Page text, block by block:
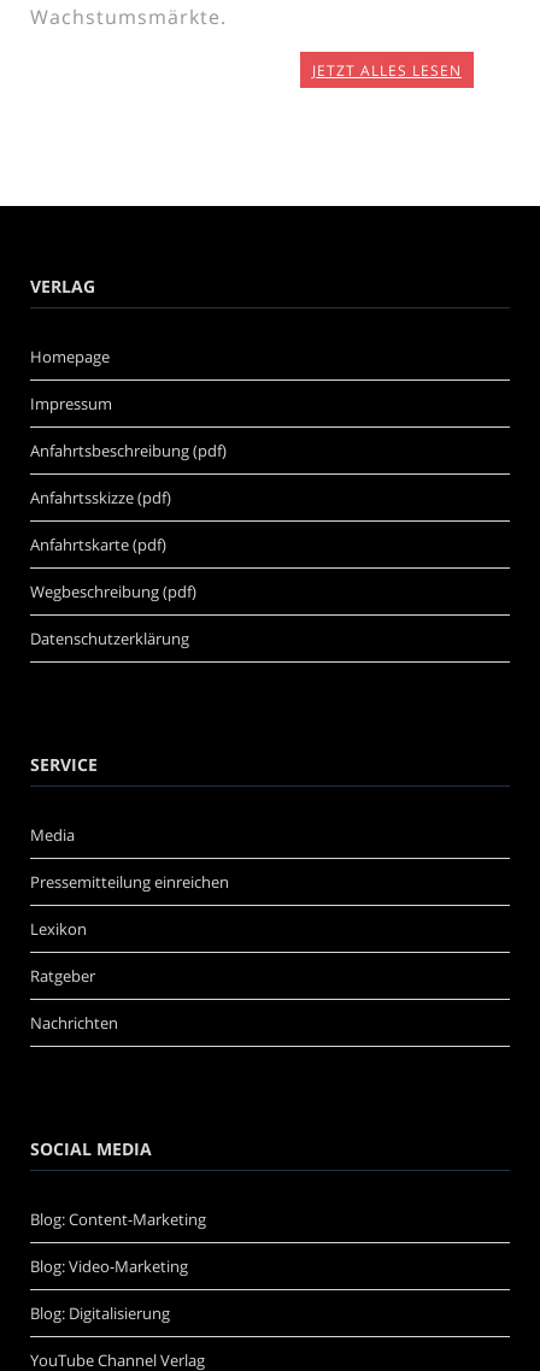
Wachstumsmärkte.
JETZT ALLES LESEN
VERLAG
Homepage
Impressum
Anfahrtsbeschreibung (pdf)
Anfahrtsskizze (pdf)
Anfahrtskarte (pdf)
Wegbeschreibung (pdf)
Datenschutzerklärung
SERVICE
Media
Pressemitteilung einreichen
Lexikon
Ratgeber
Nachrichten
SOCIAL MEDIA
Blog: Content-Marketing
Blog: Video-Marketing
Blog: Digitalisierung
YouTube Channel Verlag